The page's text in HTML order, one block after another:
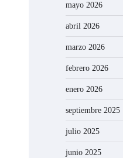
mayo 2026
abril 2026
marzo 2026
febrero 2026
enero 2026
septiembre 2025
julio 2025
junio 2025